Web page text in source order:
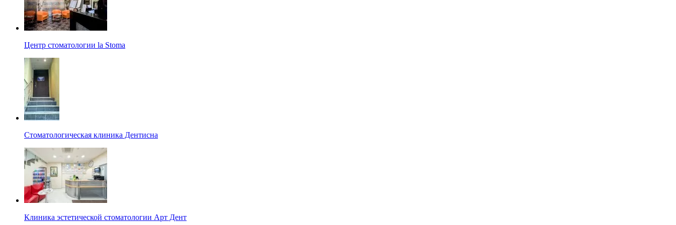
Центр стоматологии la Stoma
Стоматологическая клиника Дентисна
Клиника эстетической стоматологии Арт Дент